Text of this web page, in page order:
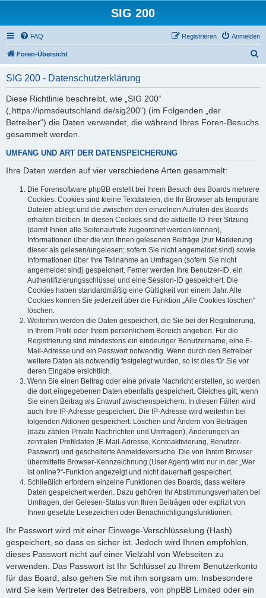
SIG 200
FAQ Anmelden
Registrieren
Foren-Übersicht
SIG 200 - Datenschutzerklärung
Diese Richtlinie beschreibt, wie „SIG 200“
(„https://ipmsdeutschland.de/sig200“) (im Folgenden „der
Betreiber“) die Daten verwendet, die während Ihres Foren-Besuchs
gesammelt werden.
UMFANG UND ART DER DATENSPEICHERUNG
Ihre Daten werden auf vier verschiedene Arten gesammelt:
Die Forensoftware phpBB erstellt bei Ihrem Besuch des Boards mehrere
Cookies. Cookies sind kleine Textdateien, die Ihr Browser als temporäre
Dateien ablegt und die zwischen den einzelnen Aufrufen des Boards
erhalten bleiben. In diesen Cookies sind die aktuelle ID Ihrer Sitzung
(damit Ihnen alle Seitenaufrufe zugeordnet werden können),
Informationen über die von Ihnen gelesenen Beiträge (zur Markierung
dieser als gelesen/ungelesen; sofern Sie nicht angemeldet sind) sowie
Informationen über Ihre Teilnahme an Umfragen (sofern Sie nicht
angemeldet sind) gespeichert. Ferner werden Ihre Benutzer-ID, ein
Authentifizierungsschlüssel und eine Session-ID gespeichert. Die
Cookies haben standardmäßig eine Gültigkeit von einem Jahr. Alle
Cookies können Sie jederzeit über die Funktion „Alle Cookies löschen“
löschen.
Weiterhin werden die Daten gespeichert, die Sie bei der Registrierung,
in Ihrem Profil oder Ihrem persönlichem Bereich angeben. Für die
Registrierung sind mindestens ein eindeutiger Benutzername, eine E-
Mail-Adresse und ein Passwort notwendig. Wenn durch den Betreiber
weitere Daten als notwendig festgelegt wurden, so ist dies für Sie vor
deren Eingabe ersichtlich.
Wenn Sie einen Beitrag oder eine private Nachricht erstellen, so werden
die dort eingegebenen Daten ebenfalls gespeichert. Gleiches gilt, wenn
Sie einen Beitrag als Entwurf zwischenspeichern. In diesen Fällen wird
auch Ihre IP-Adresse gespeichert. Die IP-Adresse wird weiterhin bei
folgenden Aktionen gespeichert: Löschen und Ändern von Beiträgen
(dazu zählen Private Nachrichten und Umfragen), Änderungen an
zentralen Profildaten (E-Mail-Adresse, Kontoaktivierung, Benutzer-
Passwort) und gescheiterte Anmeldeversuche. Die von Ihrem Browser
übermittelte Browser-Kennzeichnung (User Agent) wird nur in der „Wer
ist online?“-Funktion angezeigt und nicht dauerhaft gespeichert.
Schließlich erfordern einzelne Funktionen des Boards, dass weitere
Daten gespeichert werden. Dazu gehören Ihr Abstimmungsverhalten bei
Umfragen, der Gelesen-Status von Ihren Beiträgen oder explizit von
Ihnen gesetzte Lesezeichen oder Benachrichtigungsfunktionen.
Ihr Passwort wird mit einer Einwege-Verschlüsselung (Hash)
gespeichert, so dass es sicher ist. Jedoch wird Ihnen empfohlen,
dieses Passwort nicht auf einer Vielzahl von Webseiten zu
verwenden. Das Passwort ist Ihr Schlüssel zu Ihrem Benutzerkonto
für das Board, also gehen Sie mit ihm sorgsam um. Insbesondere
wird Sie kein Vertreter des Betreibers, von phpBB Limited oder ein